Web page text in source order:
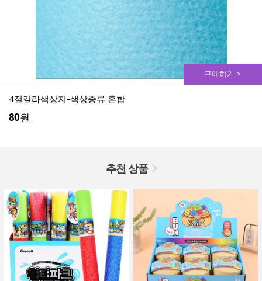
구매하기 >
4절칼라색상지-색상종류 혼합
80원
추천 상품